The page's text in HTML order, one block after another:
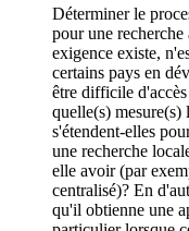
Déterminer le
pour une
exigence existe,
certains pays en
être difficile
quelle(s) mesure(s)
s'étendent-elles
une recherche
elle avoir (par
centralisé)? En
qu'il obtienne une